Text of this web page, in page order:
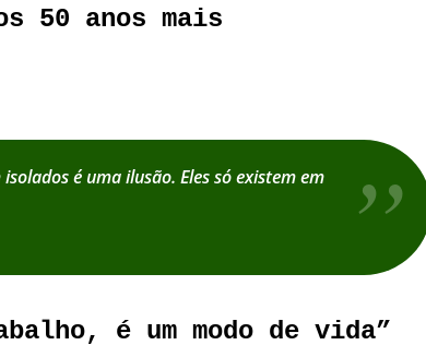
50 anos mais
é uma ilusão. Eles só existem em
é um modo de vida”